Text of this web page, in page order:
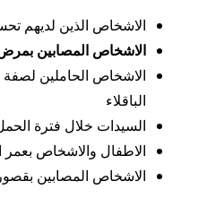
الاشخاص الذين لديهم
الاشخاص المصابين
الاشخاص الحاملين
الباقلاء
السيدات خلال فترة
الاطفال والاشخاص بعمر اقل
الاشخاص المصابين